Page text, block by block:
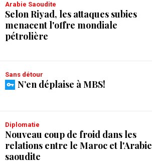
Arabie Saoudite
Selon Riyad, les attaques subies
menacent l'offre mondiale
pétrolière
Sans détour
N’en déplaise à MBS!
Diplomatie
Nouveau coup de froid dans les
relations entre le Maroc et l'Arabie
saoudite